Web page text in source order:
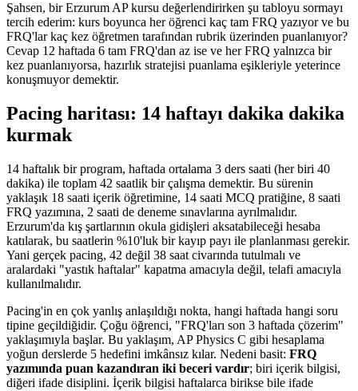
Şahsen, bir Erzurum AP kursu değerlendirirken şu tabloyu sormayı
tercih ederim: kurs boyunca her öğrenci kaç tam FRQ yazıyor ve bu
FRQ'lar kaç kez öğretmen tarafından rubrik üzerinden puanlanıyor?
Cevap 12 haftada 6 tam FRQ'dan az ise ve her FRQ yalnızca bir
kez puanlanıyorsa, hazırlık stratejisi puanlama eşikleriyle yeterince
konuşmuyor demektir.
Pacing haritası: 14 haftayı dakika dakika
kurmak
14 haftalık bir program, haftada ortalama 3 ders saati (her biri 40
dakika) ile toplam 42 saatlik bir çalışma demektir. Bu sürenin
yaklaşık 18 saati içerik öğretimine, 14 saati MCQ pratiğine, 8 saati
FRQ yazımına, 2 saati de deneme sınavlarına ayrılmalıdır.
Erzurum'da kış şartlarının okula gidişleri aksatabileceği hesaba
katılarak, bu saatlerin %10'luk bir kayıp payı ile planlanması gerekir.
Yani gerçek pacing, 42 değil 38 saat civarında tutulmalı ve
aralardaki "yastık haftalar" kapatma amacıyla değil, telafi amacıyla
kullanılmalıdır.
Pacing'in en çok yanlış anlaşıldığı nokta, hangi haftada hangi soru
tipine geçildiğidir. Çoğu öğrenci, "FRQ'ları son 3 haftada çözerim"
yaklaşımıyla başlar. Bu yaklaşım, AP Physics C gibi hesaplama
yoğun derslerde 5 hedefini imkânsız kılar. Nedeni basit: FRQ
yazımında puan kazandıran iki beceri vardır; biri içerik bilgisi,
diğeri ifade disiplini. İçerik bilgisi haftalarca birikse bile ifade